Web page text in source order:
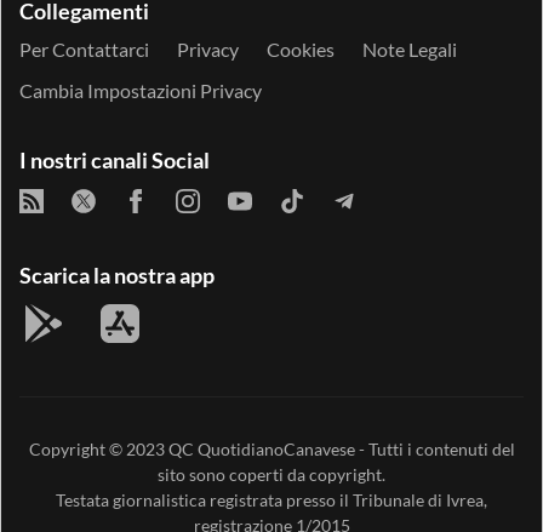
Collegamenti
Per Contattarci Privacy Cookies
Note Legali
Cambia Impostazioni Privacy
I nostri canali Social
Scarica la nostra app
Copyright © 2023QC QuotidianoCanavese- Tutti i contenuti del
sito sono coperti da copyright.
Testata giornalistica registrata presso il Tribunale di Ivrea,
registrazione 1/2015